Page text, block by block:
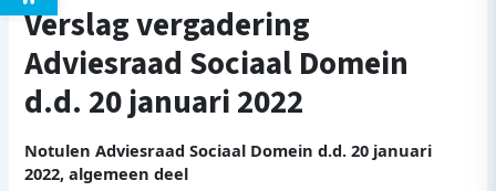
Verslag vergadering
Adviesraad Sociaal Domein
d.d. 20 januari 2022
Notulen Adviesraad Sociaal Domein d.d. 20 januari
2022, algemeen deel